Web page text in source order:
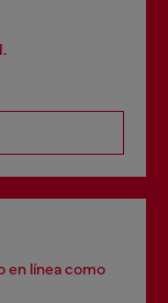
en línea como